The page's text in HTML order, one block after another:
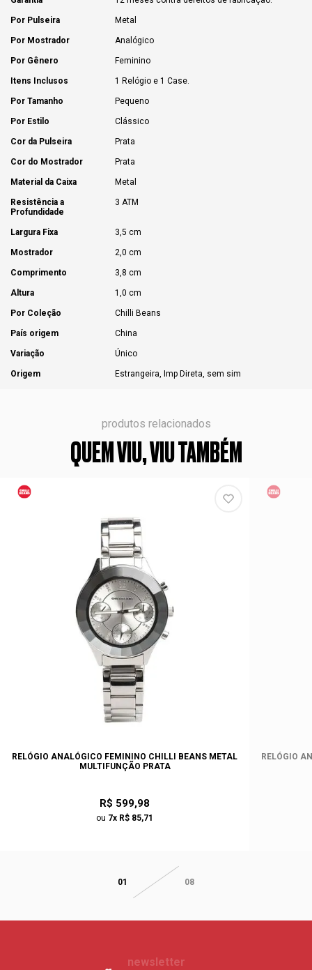
Por Pulseira Metal
Por Mostrador Analógico
Por Gênero Feminino
Itens Inclusos 1 Relógio e 1 Case.
Por Tamanho Pequeno
Por Estilo Clássico
Cor da Pulseira Prata
Cor do Mostrador Prata
Material da Caixa Metal
Resistência a
Profundidade
3 ATM
Largura Fixa 3,5 cm
Mostrador 2,0 cm
Comprimento 3,8 cm
Altura 1,0 cm
Por Coleção Chilli Beans
País origem China
Variação Único
Origem Estrangeira, Imp Direta, sem sim
produtos relacionados
QUEM VIU, VIU TAMBÉM
RELÓGIO ANALÓGICO FEMININO CHILLI BEANS METAL
MULTIFUNÇÃO PRATA
R$ 599,98
ou 7x R$ 85,71
RELÓGIO
01 08
newsletter